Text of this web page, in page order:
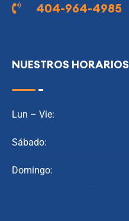
404-964-4985
NUESTROS HORARIOS
Lun – Vie:
Sábado:
Domingo: